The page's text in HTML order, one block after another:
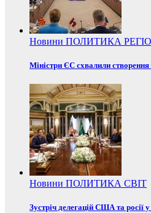
Новини ПОЛИТИКА
Міністри ЄС схвалили
Новини ПОЛИТИКА СВІТ
Зустріч делегацій США та росії